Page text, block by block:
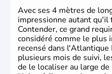
La conquête de l'Ouest
phase de développement
Avec ses 4 mètres de
impressionne autant qu'il
Contender, ce grand
considéré comme le plus
recensé dans
plusieurs mois de suivi,
de le localiser au large